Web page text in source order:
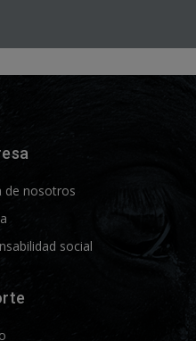
de nosotros
social